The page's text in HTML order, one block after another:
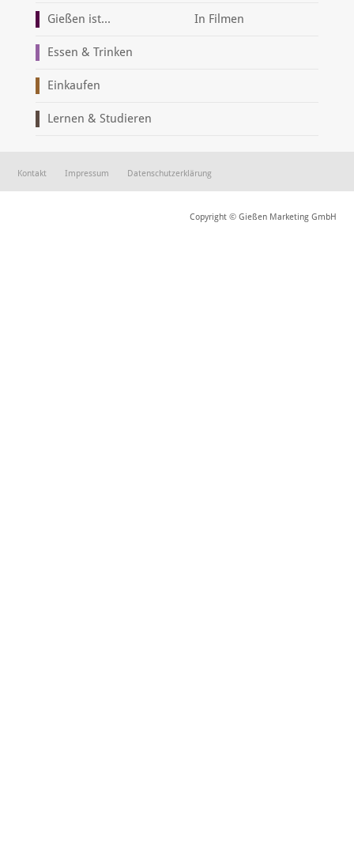
Gießen ist... In Filmen
Essen & Trinken
Einkaufen
Lernen & Studieren
Kontakt Impressum Datenschutzerklärung
Copyright © Gießen Marketing GmbH